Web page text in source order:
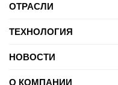
ОТРАСЛИ
Торговые центры
Автомобильные услуги
Спорт
ТЕХНОЛОГИЯ
SDK для Indoor навигации
Позиционирование
НОВОСТИ
О КОМПАНИИ